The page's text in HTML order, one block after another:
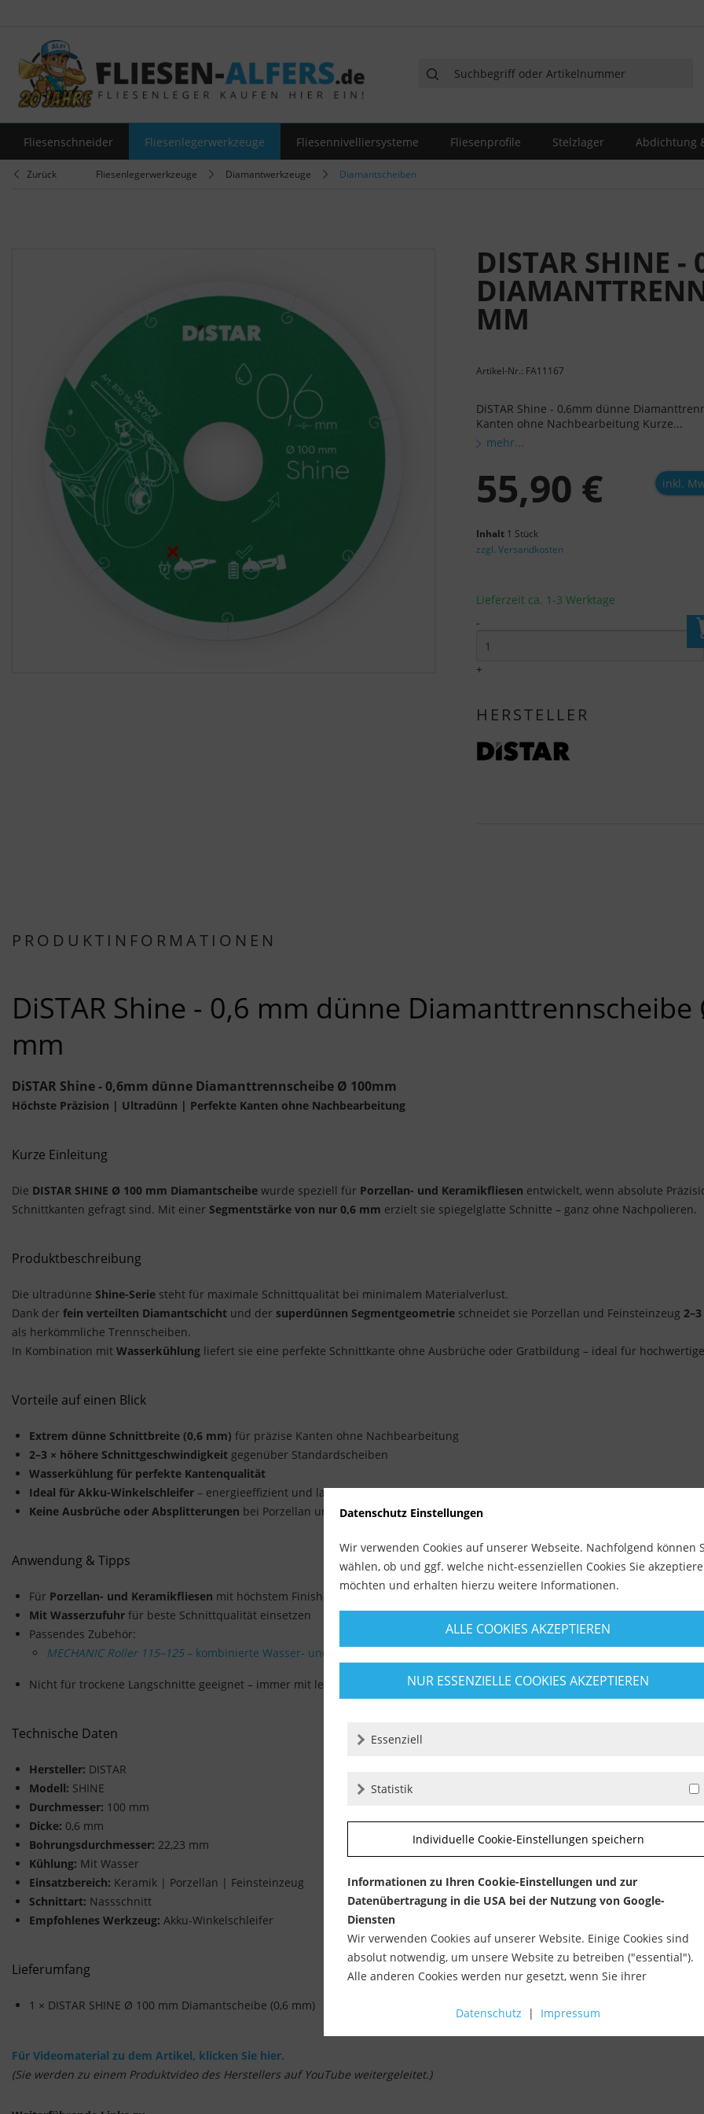
Fliesenschneider Fliesenlegerwerkzeuge Fliesennivelliersysteme Fliesenprofile Stelzlager Abdichtung
Zurück Fliesenlegerwerkzeuge Diamantwerkzeuge Diamantscheiben
DISTAR SHINE
MM
Artikel-Nr.: FA11167
DiSTAR Shine - 0,6mm dünne
Kanten ohne Nachbearbeitung Kurze...
mehr...
55,90 € inkl.
Inhalt 1 Stück
zzgl. Versandkosten
Lieferzeit ca. 1-3 Werktage
-
+
HERSTELLER
PRODUKTINFORMATIONEN
DiSTAR Shine - 0,6 mm dünne
mm
DiSTAR Shine - 0,6mm dünne Diamanttrennscheibe Ø 100mm
Höchste Präzision | Ultradünn | Perfekte Kanten ohne Nachbearbeitung
Kurze Einleitung
Die DISTAR SHINE Ø 100 mm Diamantscheibe wurde speziell für Porzellan- und Keramikfliesen entwickelt, wenn absolute
Schnittkanten gefragt sind. Mit einer Segmentstärke von nur 0,6 mm erzielt sie spiegelglatte Schnitte – ganz ohne Nachpolieren.
Produktbeschreibung
Die ultradünne Shine-Serie steht für maximale Schnittqualität bei minimalem Materialverlust.
Dank der fein verteilten Diamantschicht und der superdünnen Segmentgeometrie schneidet sie Porzellan und Feinsteinzeug
als herkömmliche Trennscheiben.
In Kombination mit Wasserkühlung liefert sie eine perfekte Schnittkante ohne Ausbrüche oder Gratbildung – ideal für
Vorteile auf einen Blick
Extrem dünne Schnittbreite (0,6 mm) für präzise Kanten ohne Nachbearbeitung
2–3 × höhere Schnittgeschwindigkeit gegenüber Standardscheiben
Wasserkühlung für perfekte Kantenqualität
Ideal für Akku-Winkelschleifer – energieeffizient und laufruhig
Keine Ausbrüche oder Absplitterungen bei Porzellan und Feinsteinzeug
Anwendung & Tipps
Für Porzellan- und Keramikfliesen mit höchstem Finish-Anspruch
Mit Wasserzufuhr für beste Schnittqualität einsetzen
Passendes Zubehör:
MECHANIC Roller 115–125– kombinierte Wasser- und Staubabsaugung
Nicht für trockene Langschnitte geeignet – immer mit leichter Kühlung arbeiten
Technische Daten
Hersteller: DISTAR
Modell: SHINE
Durchmesser: 100 mm
Dicke: 0,6 mm
Bohrungsdurchmesser: 22,23 mm
Kühlung: Mit Wasser
Einsatzbereich: Keramik | Porzellan | Feinsteinzeug
Schnittart: Nassschnitt
Empfohlenes Werkzeug: Akku-Winkelschleifer
Lieferumfang
1 × DISTAR SHINE Ø 100 mm Diamantscheibe (0,6 mm)
Für Videomaterial zu dem Artikel, klicken Sie hier.
(Sie werden zu einem Produktvideo des Herstellers auf YouTube weitergeleitet.)
Datenschutz Einstellungen
Wir verwenden Cookies auf unserer Webseite. Nachfolgend können
wählen, ob und ggf. welche nicht-essenziellen Cookies Sie
möchten und erhalten hierzu weitere Informationen.
ALLE COOKIES AKZEPTIEREN
NUR ESSENZIELLE COOKIES AKZEPTIEREN
Essenziell
Statistik
Individuelle Cookie-Einstellungen speichern
Informationen zu Ihren Cookie-Einstellungen und zur
Datenübertragung in die USA bei der Nutzung von Google-
Diensten
Wir verwenden Cookies auf unserer Website. Einige Cookies sind
absolut notwendig, um unsere Website zu betreiben ("essential").
Alle anderen Cookies werden nur gesetzt, wenn Sie ihrer
akzeptieren" oder "individuelle Cookie-Einstellungen speichern"
möchten.
Datenschutz | Impressum